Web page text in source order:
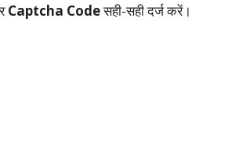
Captcha Codeसही-सही दर्ज करें।